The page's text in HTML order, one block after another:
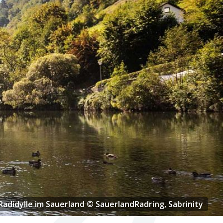
an der Bahntrasse © SauerlandRadring, Sabrinity